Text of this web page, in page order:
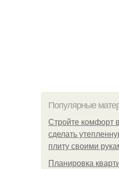
Популярные
Стройте комфорт
сделать
плиту своими
Планировка